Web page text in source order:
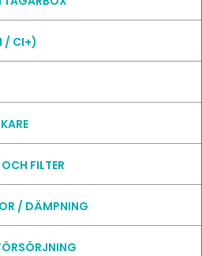
/ CI+)
FILTER
/ DÄMPNING